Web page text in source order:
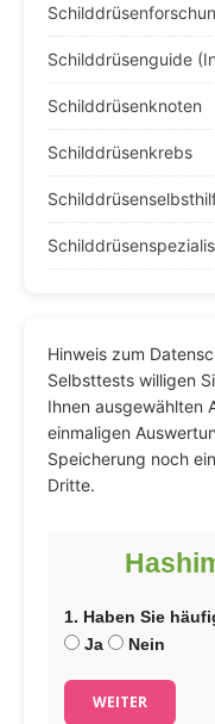
Schilddrüsenguide
Schilddrüsenknoten
Schilddrüsenkrebs
Hinweis zum
Selbsttests willigen
Ihnen ausgewählten
einmaligen
Speicherung noch
Dritte.
1. Haben Sie
Ja
Nein
WEITER